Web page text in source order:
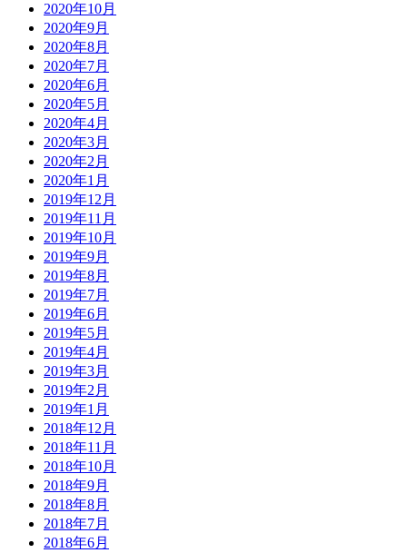
2020年10月
2020年9月
2020年8月
2020年7月
2020年6月
2020年5月
2020年4月
2020年3月
2020年2月
2020年1月
2019年12月
2019年11月
2019年10月
2019年9月
2019年8月
2019年7月
2019年6月
2019年5月
2019年4月
2019年3月
2019年2月
2019年1月
2018年12月
2018年11月
2018年10月
2018年9月
2018年8月
2018年7月
2018年6月